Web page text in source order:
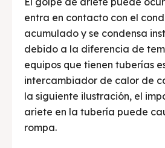
entra en contacto con el
acumulado y se condensa
debido a la diferencia de
equipos que tienen tuberías
intercambiador de calor de
la siguiente ilustración, el
ariete en la tubería puede
rompa.